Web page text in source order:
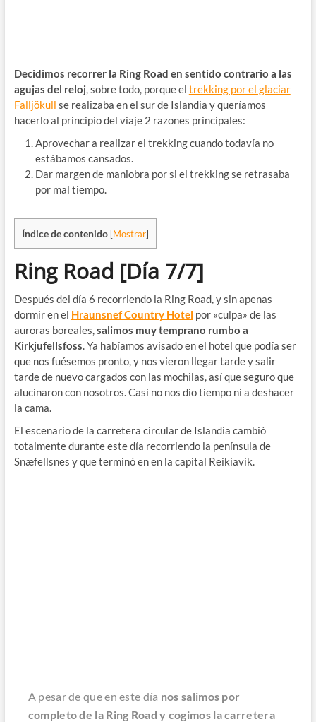
Decidimos recorrer la Ring Road en sentido contrario a las
agujas del reloj, sobre todo, porque el trekking por el glaciar
Falljökull se realizaba en el sur de Islandia y queríamos
hacerlo al principio del viaje 2 razones principales:
Aprovechar a realizar el trekking cuando todavía no
estábamos cansados.
Dar margen de maniobra por si el trekking se retrasaba
por mal tiempo.
Índice de contenido [Mostrar]
Ring Road [Día 7/7]
Después del día 6 recorriendo la Ring Road, y sin apenas
dormir en el Hraunsnef Country Hotel por «culpa» de las
auroras boreales,salimos muy temprano rumbo a
Kirkjufellsfoss. Ya habíamos avisado en el hotel que podía ser
que nos fuésemos pronto, y nos vieron llegar tarde y salir
tarde de nuevo cargados con las mochilas, así que seguro que
alucinaron con nosotros. Casi no nos dio tiempo ni a deshacer
la cama.
El escenario de la carretera circular de Islandia cambió
totalmente durante este día recorriendo la península de
Snæfellsnes y que terminó en en la capital Reikiavik.
A pesar de que en este día nos salimos por
completo de la Ring Road y cogimos la carretera